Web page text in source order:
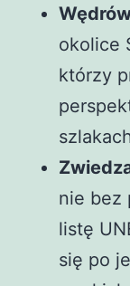
okolice
którzy
nie bez
listę
się po